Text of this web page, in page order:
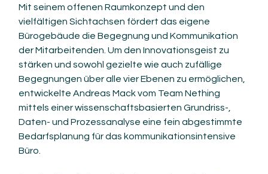
Mit seinem offenen Raumkonzept und den
vielfältigen Sichtachsen fördert das eigene
Bürogebäude die Begegnung und Kommunikation
der Mitarbeitenden. Um den Innovationsgeist zu
stärken und sowohl gezielte wie auch zufällige
Begegnungen über alle vier Ebenen zu ermöglichen,
entwickelte Andreas Mack vom Team Nething
mittels einer wissenschaftsbasierten Grundriss-,
Daten- und Prozessanalyse eine fein abgestimmte
Bedarfsplanung für das kommunikationsintensive
Büro.